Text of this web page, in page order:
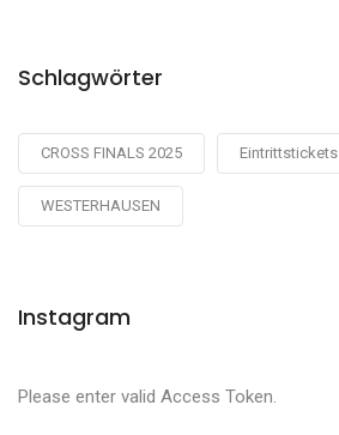
Schlagwörter
CROSS FINALS 2025 Eintrittstickets
WESTERHAUSEN
Instagram
Please enter valid Access Token.